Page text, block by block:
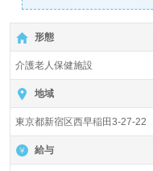
【月給243,000円～
有資格者向け求人＊『
入所定員90名（従来型
療法人社団康生会（本
京都を中心に介護老人
ン、ショートステイ事
◎抜群のチームワーク
形態
介護老人保健施設
地域
東京都新宿区西早稲田3-27-22
給与